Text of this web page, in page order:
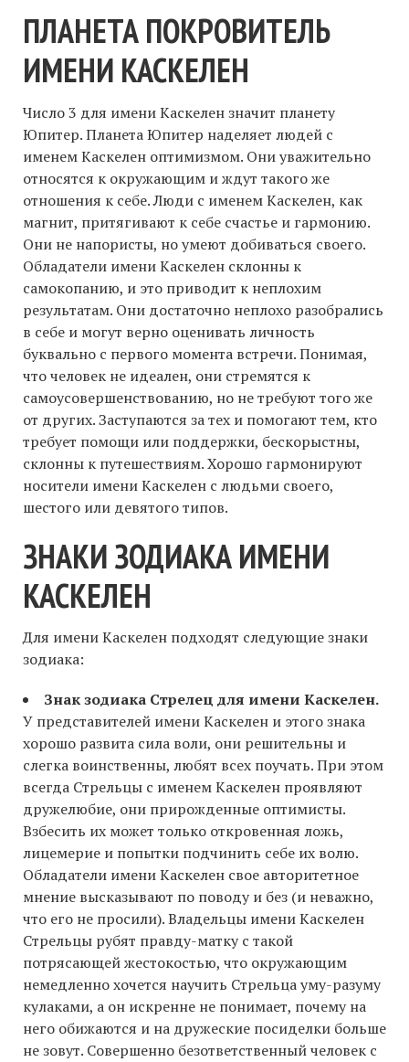
ПЛАНЕТА ПОКРОВИТЕЛЬ
ИМЕНИ КАСКЕЛЕН
Число 3 для имени Каскелен значит планету
Юпитер. Планета Юпитер наделяет людей с
именем Каскелен оптимизмом. Они уважительно
относятся к окружающим и ждут такого же
отношения к себе. Люди с именем Каскелен, как
магнит, притягивают к себе счастье и гармонию.
Они не напористы, но умеют добиваться своего.
Обладатели имени Каскелен склонны к
самокопанию, и это приводит к неплохим
результатам. Они достаточно неплохо разобрались
в себе и могут верно оценивать личность
буквально с первого момента встречи. Понимая,
что человек не идеален, они стремятся к
самоусовершенствованию, но не требуют того же
от других. Заступаются за тех и помогают тем, кто
требует помощи или поддержки, бескорыстны,
склонны к путешествиям. Хорошо гармонируют
носители имени Каскелен с людьми своего,
шестого или девятого типов.
ЗНАКИ ЗОДИАКА ИМЕНИ
КАСКЕЛЕН
Для имени Каскелен подходят следующие знаки
зодиака:
Знак зодиака Стрелец для имени Каскелен.
У представителей имени Каскелен и этого знака
хорошо развита сила воли, они решительны и
слегка воинственны, любят всех поучать. При этом
всегда Стрельцы с именем Каскелен проявляют
дружелюбие, они прирожденные оптимисты.
Взбесить их может только откровенная ложь,
лицемерие и попытки подчинить себе их волю.
Обладатели имени Каскелен свое авторитетное
мнение высказывают по поводу и без (и неважно,
что его не просили). Владельцы имени Каскелен
Стрельцы рубят правду-матку с такой
потрясающей жестокостью, что окружающим
немедленно хочется научить Стрельца уму-разуму
кулаками, а он искренне не понимает, почему на
него обижаются и на дружеские посиделки больше
не зовут. Совершенно безответственный человек с